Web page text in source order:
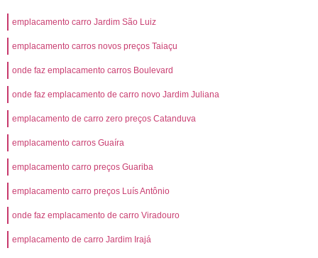
emplacamento carro Jardim São Luiz
emplacamento carros novos preços Taiaçu
onde faz emplacamento carros Boulevard
onde faz emplacamento de carro novo Jardim Juliana
emplacamento de carro zero preços Catanduva
emplacamento carros Guaíra
emplacamento carro preços Guariba
emplacamento carro preços Luís Antônio
onde faz emplacamento de carro Viradouro
emplacamento de carro Jardim Irajá